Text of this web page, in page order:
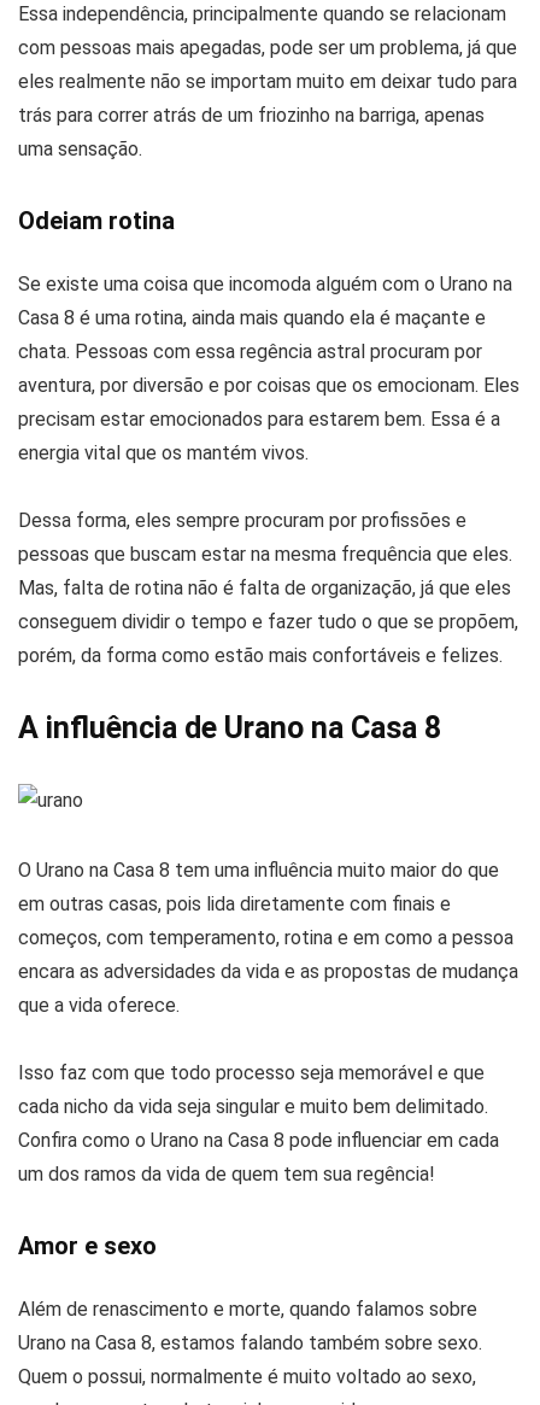
Essa independência, principalmente quando se relacionam
com pessoas mais apegadas, pode ser um problema, já que
eles realmente não se importam muito em deixar tudo para
trás para correr atrás de um friozinho na barriga, apenas
uma sensação.
Odeiam rotina
Se existe uma coisa que incomoda alguém com o Urano na
Casa 8 é uma rotina, ainda mais quando ela é maçante e
chata. Pessoas com essa regência astral procuram por
aventura, por diversão e por coisas que os emocionam. Eles
precisam estar emocionados para estarem bem. Essa é a
energia vital que os mantém vivos.
Dessa forma, eles sempre procuram por profissões e
pessoas que buscam estar na mesma frequência que eles.
Mas, falta de rotina não é falta de organização, já que eles
conseguem dividir o tempo e fazer tudo o que se propõem,
porém, da forma como estão mais confortáveis e felizes.
A influência de Urano na Casa 8
O Urano na Casa 8 tem uma influência muito maior do que
em outras casas, pois lida diretamente com finais e
começos, com temperamento, rotina e em como a pessoa
encara as adversidades da vida e as propostas de mudança
que a vida oferece.
Isso faz com que todo processo seja memorável e que
cada nicho da vida seja singular e muito bem delimitado.
Confira como o Urano na Casa 8 pode influenciar em cada
um dos ramos da vida de quem tem sua regência!
Amor e sexo
Além de renascimento e morte, quando falamos sobre
Urano na Casa 8, estamos falando também sobre sexo.
Quem o possui, normalmente é muito voltado ao sexo,